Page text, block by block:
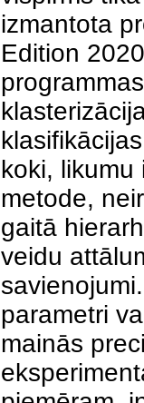
izmantota
Edition
koki, likumu
metode,
gaitā
veidu
parametri
mainās